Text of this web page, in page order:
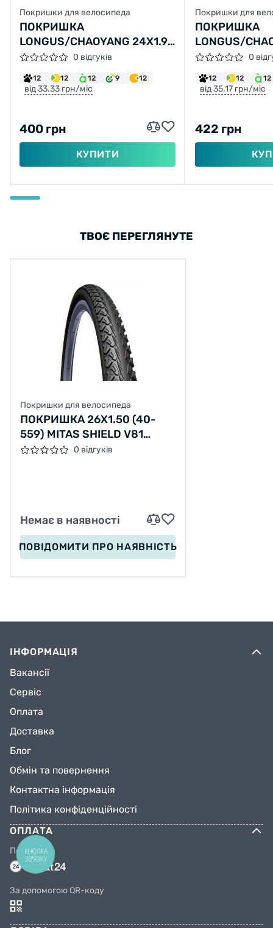
Покришки для велосипеда
ПОКРИШКА
LONGUS/CHAOYANG 24X1.95
Н-554 (47-507)
0 відгуків
12 12 12 9 12
від 33.33 грн/міс
400 грн
КУПИТИ
Покришки для
ПОКРИШКА
LONGUS/
H-5150 (50-
0
12 12 12
від 35.17 грн/міс
422 грн
ТВОЄ ПЕРЕГЛЯНУТЕ
Покришки для велосипеда
ПОКРИШКА 26X1.50 (40-
559) MITAS SHIELD V81
CLEVER FACE CLASSIC, 22
0 відгуків
Немає в наявності
ПОВІДОМИТИ ПРО НАЯВНІСТЬ
ІНФОРМАЦІЯ
Вакансії
Сервіс
Оплата
Доставка
Блог
Обмін та повернення
Контактна інформація
Політика конфіденційності
ОПЛАТА
Переказом
За допомогою QR-коду
КНОПКА
ЗВ'ЯЗКУ